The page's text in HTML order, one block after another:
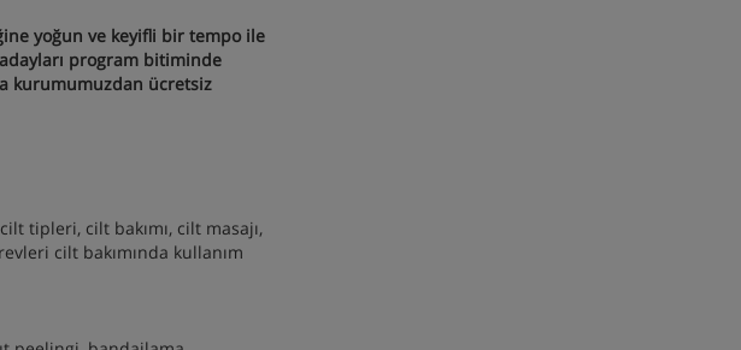
yoğun ve keyifli bir tempo ile
program bitiminde
kurumumuzdan ücretsiz
tipleri, cilt bakımı, cilt masajı,
cilt bakımında kullanım